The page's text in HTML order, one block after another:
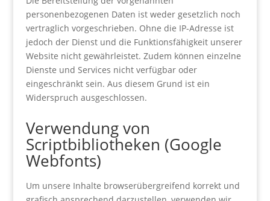
personenbezogenen Daten ist weder gesetzlich noch
vertraglich vorgeschrieben. Ohne die IP-Adresse ist
jedoch der Dienst und die Funktionsfähigkeit unserer
Website nicht gewährleistet. Zudem können einzelne
Dienste und Services nicht verfügbar oder
eingeschränkt sein. Aus diesem Grund ist ein
Widerspruch ausgeschlossen.
Verwendung von
Scriptbibliotheken (Google
Webfonts)
Um unsere Inhalte browserübergreifend korrekt und